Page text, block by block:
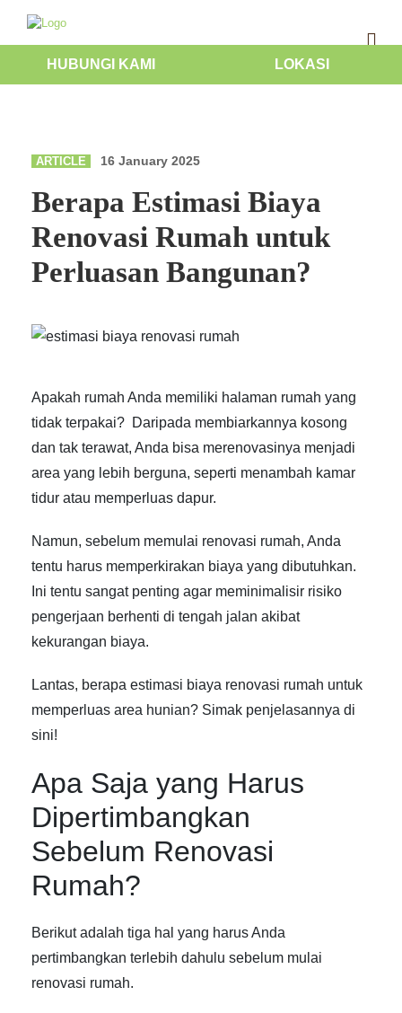
HUBUNGI KAMI LOKASI
ARTICLE 16 January 2025
Berapa Estimasi Biaya
Renovasi Rumah untuk
Perluasan Bangunan?
Apakah rumah Anda memiliki halaman rumah yang
tidak terpakai? Daripada membiarkannya kosong
dan tak terawat, Anda bisa merenovasinya menjadi
area yang lebih berguna, seperti menambah kamar
tidur atau memperluas dapur.
Namun, sebelum memulai renovasi rumah, Anda
tentu harus memperkirakan biaya yang dibutuhkan.
Ini tentu sangat penting agar meminimalisir risiko
pengerjaan berhenti di tengah jalan akibat
kekurangan biaya.
Lantas, berapa estimasi biaya renovasi rumah untuk
memperluas area hunian? Simak penjelasannya di
sini!
Apa Saja yang Harus
Dipertimbangkan
Sebelum Renovasi
Rumah?
Berikut adalah tiga hal yang harus Anda
pertimbangkan terlebih dahulu sebelum mulai
renovasi rumah.